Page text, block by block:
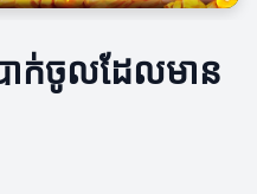
ាក់ចូលដែលមាន